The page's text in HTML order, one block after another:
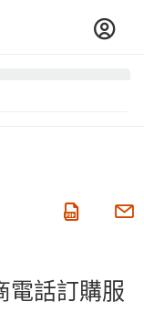
電話訂購服